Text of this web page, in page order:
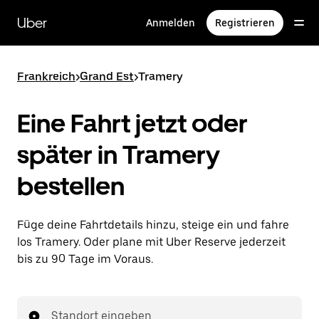
zum
Hauptinhalt
Uber Anmelden Registrieren
Frankreich>Grand Est>Tramery
Eine Fahrt jetzt oder
später in Tramery
bestellen
Füge deine Fahrtdetails hinzu, steige ein und fahre
los Tramery. Oder plane mit Uber Reserve jederzeit
bis zu 90 Tage im Voraus.
Standort eingeben